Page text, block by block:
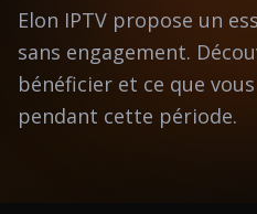
Elon IPTV propose un
sans engagement.
bénéficier et ce que
pendant cette période.